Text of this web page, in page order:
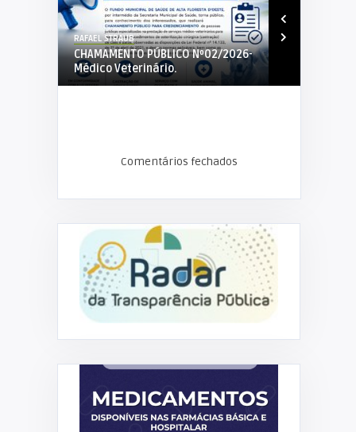
RAFAEL STRAUB
CHAMAMENTO PÚBLICO Nº02/2026-
Médico Veterinário.
Comentários fechados